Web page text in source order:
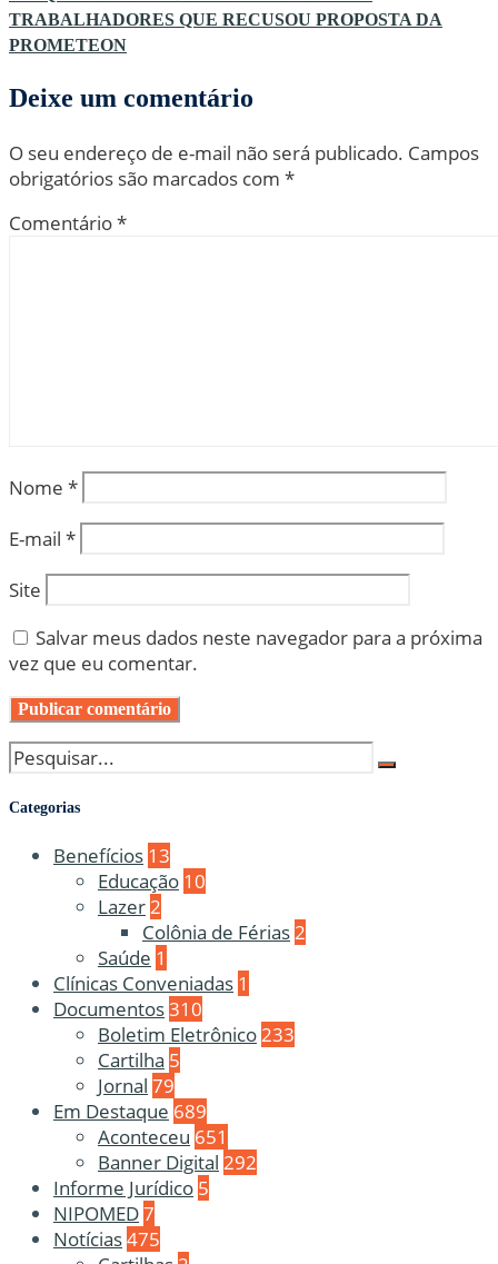
TRABALHADORES QUE RECUSOU PROPOSTA DA
PROMETEON
Deixe um comentário
O seu endereço de e-mail não será publicado. Campos
obrigatórios são marcados com *
Comentário*
Nome *
E-mail *
Site
Salvar meus dados neste navegador para a próxima
vez que eu comentar.
Categorias
Benefícios 13
Educação 10
Lazer2
Colônia de Férias2
Saúde 1
Clínicas Conveniadas 1
Documentos310
Boletim Eletrônico233
Cartilha 5
Jornal 79
Em Destaque 689
Aconteceu 651
Banner Digital 292
Informe Jurídico 5
NIPOMED7
Notícias475